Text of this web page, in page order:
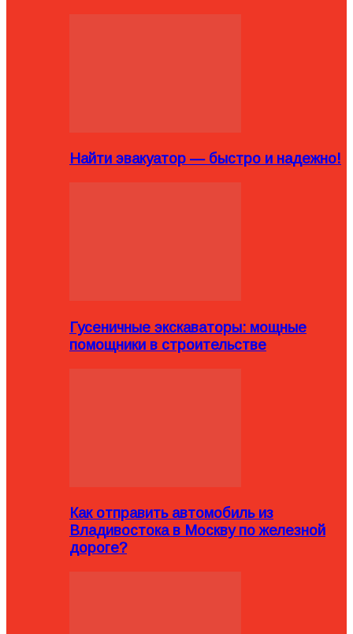
Найти эвакуатор — быстро и надежно!
Гусеничные экскаваторы: мощные
помощники в строительстве
Как отправить автомобиль из
Владивостока в Москву по железной
дороге?